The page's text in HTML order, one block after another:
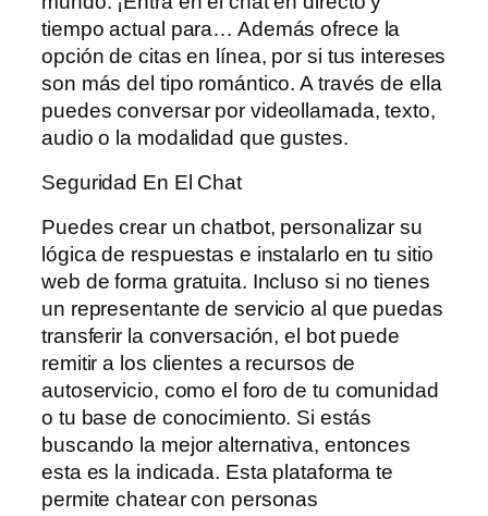
tiempo actual para… Además ofrece la
opción de citas en línea, por si tus intereses
son más del tipo romántico. A través de ella
puedes conversar por videollamada, texto,
audio o la modalidad que gustes.
Seguridad En El Chat
Puedes crear un chatbot, personalizar su
lógica de respuestas e instalarlo en tu sitio
web de forma gratuita. Incluso si no tienes
un representante de servicio al que puedas
transferir la conversación, el bot puede
remitir a los clientes a recursos de
autoservicio, como el foro de tu comunidad
o tu base de conocimiento. Si estás
buscando la mejor alternativa, entonces
esta es la indicada. Esta plataforma te
permite chatear con personas